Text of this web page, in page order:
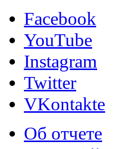
Facebook
YouTube
Instagram
Twitter
VKontakte
Об отчете